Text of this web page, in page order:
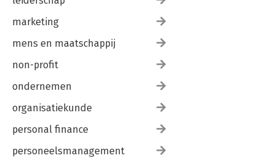
marketing
mens en maatschappij
non-profit
ondernemen
organisatiekunde
personal finance
personeelsmanagement